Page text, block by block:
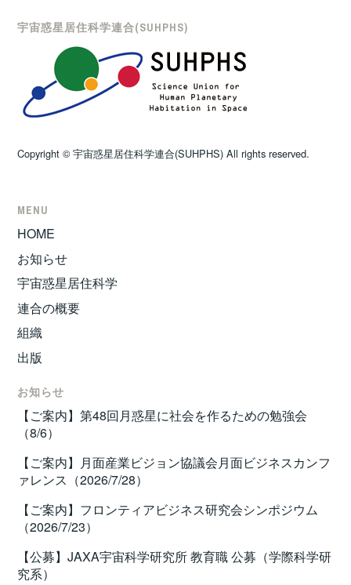
宇宙惑星居住科学連合(SUHPHS)
Copyright © 宇宙惑星居住科学連合(SUHPHS) All rights reserved.
MENU
HOME
お知らせ
宇宙惑星居住科学
連合の概要
組織
出版
お知らせ
【ご案内】第48回月惑星に社会を作るための勉強会
（8/6）
【ご案内】月面産業ビジョン協議会月面ビジネスカンフ
ァレンス（2026/7/28）
【ご案内】フロンティアビジネス研究会シンポジウム
（2026/7/23）
【公募】JAXA宇宙科学研究所 教育職 公募（学際科学研
究系）